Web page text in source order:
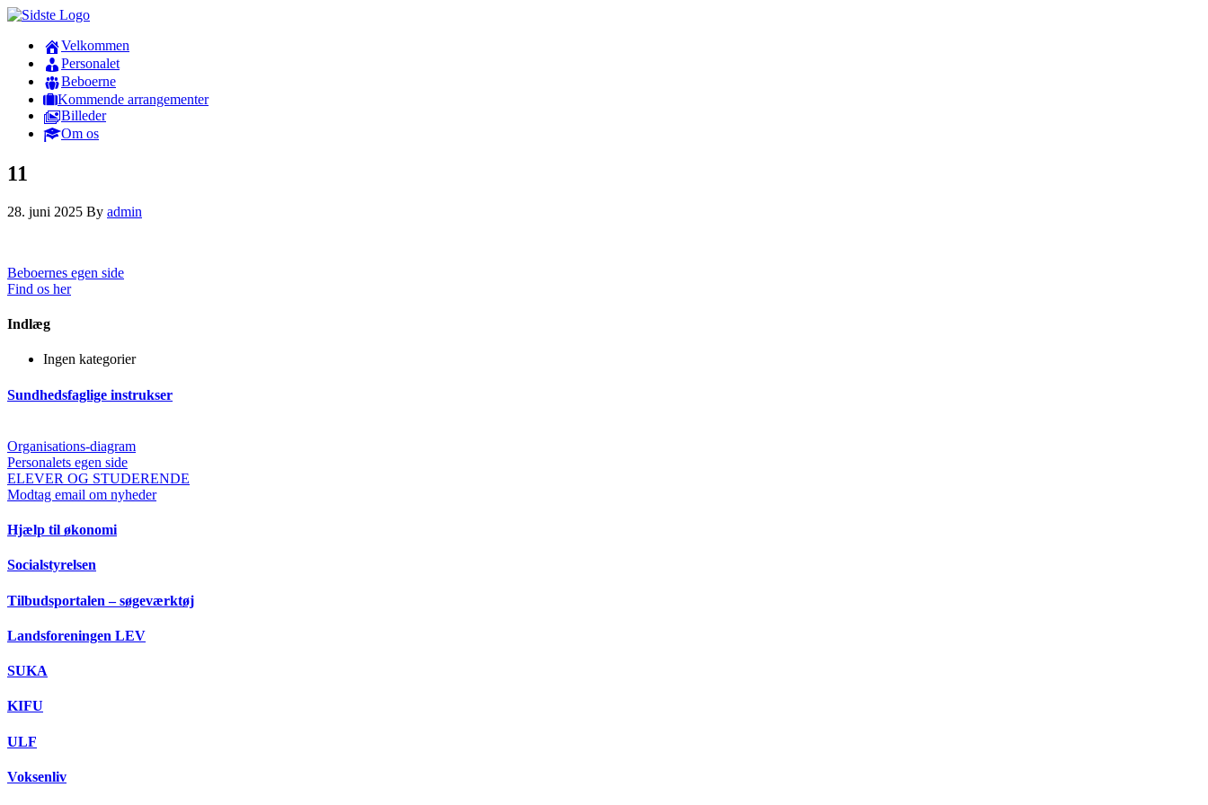
Velkommen
Personalet
Beboerne
Kommende arrangementer
Billeder
Om os
11
28. juni 2025 By admin
Beboernes egen side
Find os her
Indlæg
Ingen kategorier
Sundhedsfaglige instrukser
Organisations-diagram
Personalets egen side
ELEVER OG STUDERENDE
Modtag email om nyheder
Hjælp til økonomi
Socialstyrelsen
Tilbudsportalen – søgeværktøj
Landsforeningen LEV
SUKA
KIFU
ULF
Voksenliv